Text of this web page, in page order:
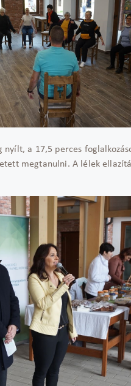
nyílt, a 17,5 perces
megtanulni. A lélek